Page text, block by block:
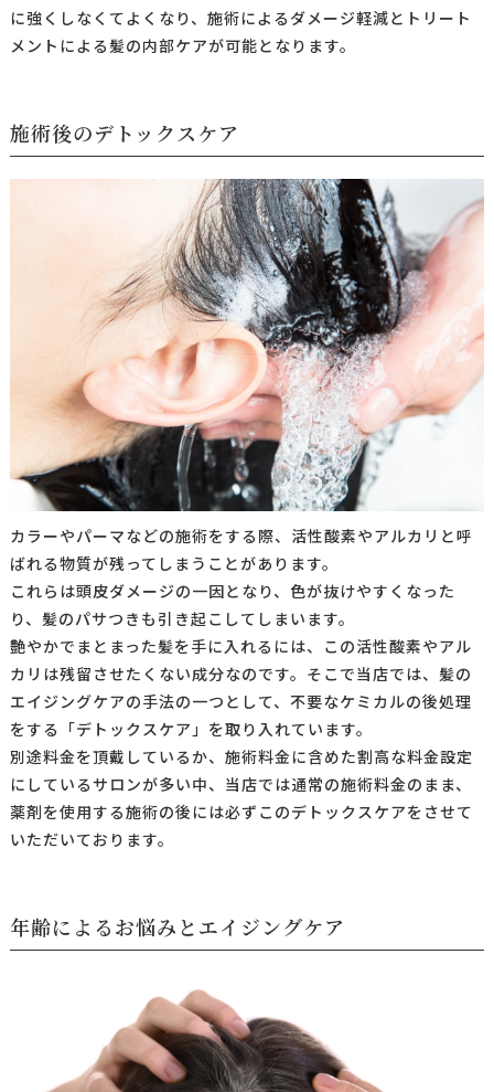
に強くしなくてよくなり、施術によるダメージ軽減とトリート
メントによる髪の内部ケアが可能となります。
施術後のデトックスケア
カラーやパーマなどの施術をする際、活性酸素やアルカリと呼
ばれる物質が残ってしまうことがあります。
これらは頭皮ダメージの一因となり、色が抜けやすくなった
り、髪のパサつきも引き起こしてしまいます。
艶やかでまとまった髪を手に入れるには、この活性酸素やアル
カリは残留させたくない成分なのです。そこで当店では、髪の
エイジングケアの手法の一つとして、不要なケミカルの後処理
をする「デトックスケア」を取り入れています。
別途料金を頂戴しているか、施術料金に含めた割高な料金設定
にしているサロンが多い中、当店では通常の施術料金のまま、
薬剤を使用する施術の後には必ずこのデトックスケアをさせて
いただいております。
年齢によるお悩みとエイジングケア